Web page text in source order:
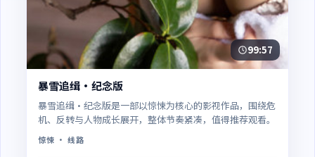
99:57
暴雪追缉·纪念版
暴雪追缉·纪念版是一部以惊悚为核心的影视作品，围绕危
机、反转与人物成长展开，整体节奏紧凑，值得推荐观看。
惊悚 · 线路